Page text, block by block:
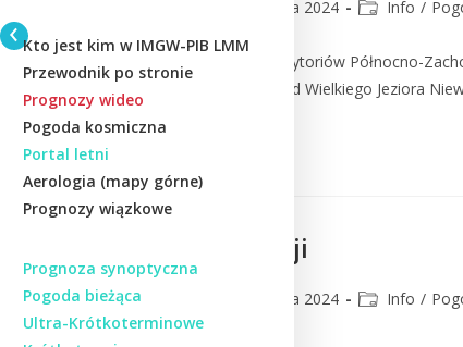
Kto jest kim w IMGW-PIB LMM
Przewodnik po stronie
Prognozy wideo
Pogoda kosmiczna
Portal letni
Aerologia (mapy górne)
Prognozy wiązkowe
Prognoza synoptyczna
Pogoda bieżąca
Ultra-Krótkoterminowe
26 sierpnia 2024 Info /
Pożary w prowincjach Terytoriów Północno-
22 skupiska na południe od Wielkiego Jeziora
Pożary w Turcji
CMM 18 sierpnia 2024 Info /